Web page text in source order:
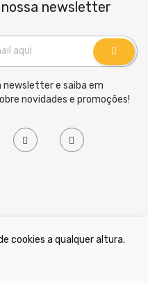
cookies a qualquer altura.
newsletter
newsletter e saiba em
novidades e promoções!